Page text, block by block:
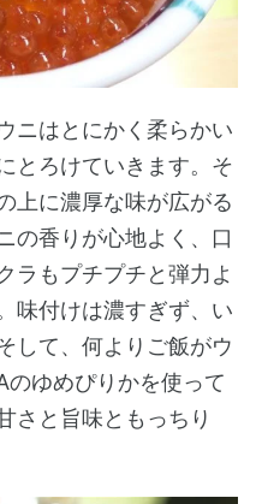
ニはとにかく柔らかい
とろけていきます。そ
上に濃厚な味が広がる
の香りが心地よく、口
ラもプチプチと弾力よ
味付けは濃すぎず、い
して、何よりご飯がウ
ゆめぴりかを使って
さと旨味ともっちり